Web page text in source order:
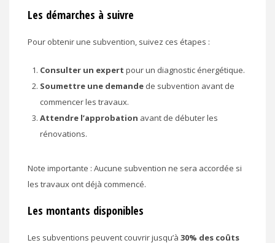
Les démarches à suivre
Pour obtenir une subvention, suivez ces étapes :
Consulter un expert pour un diagnostic énergétique.
Soumettre une demande de subvention avant de
commencer les travaux.
Attendre l’approbation avant de débuter les
rénovations.
Note importante : Aucune subvention ne sera accordée si
les travaux ont déjà commencé.
Les montants disponibles
Les subventions peuvent couvrir jusqu’à 30% des coûts